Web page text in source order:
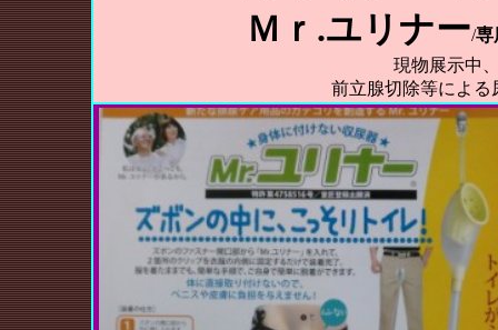
Ｍｒ.ユリナー/専
現物展示中
前立腺切除等によ